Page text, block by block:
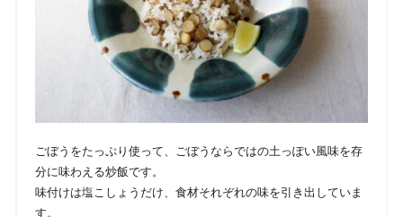
ごぼうをたっぷり使って、ごぼうならではの土っぽい風味を存
分に味わえる炒飯です。
味付けは塩こしょうだけ、食材それぞれの味を引き出していま
す。